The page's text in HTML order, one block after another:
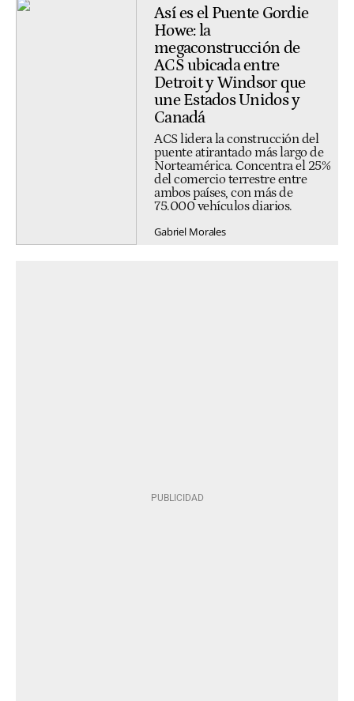
Así es el Puente Gordie
Howe: la
megaconstrucción de
ACS ubicada entre
Detroit y Windsor que
une Estados Unidos y
Canadá
ACS lidera la construcción del
puente atirantado más largo de
Norteamérica. Concentra el 25%
del comercio terrestre entre
ambos países, con más de
75.000 vehículos diarios.
Gabriel Morales